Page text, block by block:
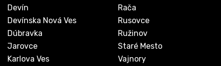
Devín
Devínska Nová Ves
Dúbravka
Jarovce
Karlova Ves
Rača
Rusovce
Ružinov
Staré Mesto
Vajnory